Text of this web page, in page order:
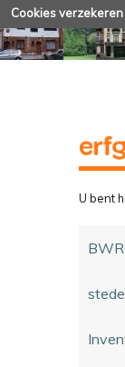
Cookies
U bent